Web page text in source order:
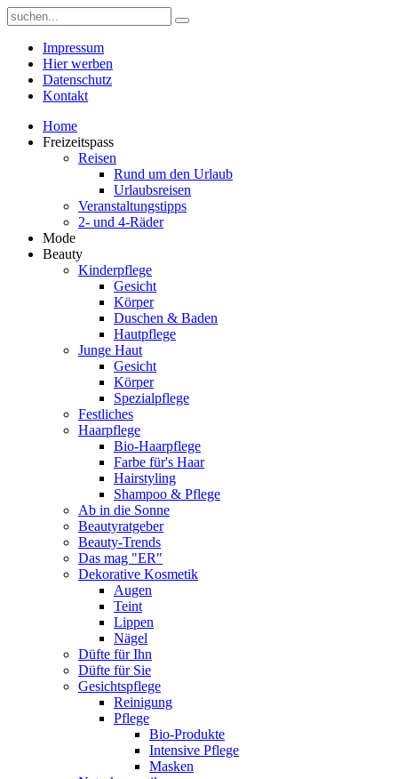
Impressum
Hier werben
Datenschutz
Kontakt
Home
Freizeitspass
Reisen
Rund um den Urlaub
Urlaubsreisen
Veranstaltungstipps
2- und 4-Räder
Mode
Beauty
Kinderpflege
Gesicht
Körper
Duschen & Baden
Hautpflege
Junge Haut
Gesicht
Körper
Spezialpflege
Festliches
Haarpflege
Bio-Haarpflege
Farbe für's Haar
Hairstyling
Shampoo & Pflege
Ab in die Sonne
Beautyratgeber
Beauty-Trends
Das mag "ER"
Dekorative Kosmetik
Augen
Teint
Lippen
Nägel
Düfte für Ihn
Düfte für Sie
Gesichtspflege
Reinigung
Pflege
Bio-Produkte
Intensive Pflege
Masken